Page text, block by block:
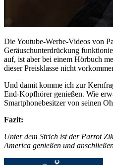
Die Youtube-Werbe-Videos von
Geräuschunterdrückung
auf, ist aber bei einem Hörbuch
dieser Preisklasse nicht
Und damit komme ich zur
End-Kopfhörer genießen. Wie
Smartphonebesitzer von seinen
Fazit:
Unter dem Strich ist der Parrot
America genießen und